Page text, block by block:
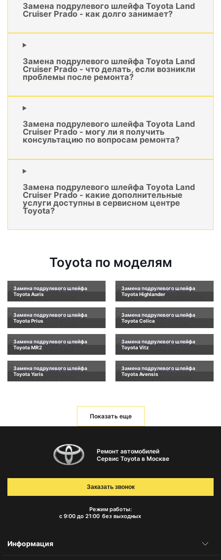
Замена подрулевого шлейфа Toyota Land
Cruiser Prado - как долго занимает?
Замена подрулевого шлейфа Toyota Land
Cruiser Prado - что делать, если возникли
проблемы после ремонта?
Замена подрулевого шлейфа Toyota Land
Cruiser Prado - могу ли я получить
консультацию по вопросам ремонта?
Замена подрулевого шлейфа Toyota Land
Cruiser Prado - какие дополнительные
услуги доступны в сервисном центре
Toyota?
Toyota по моделям
Замена подрулевого шлейфа
Toyota Auris
Замена подрулевого шлейфа
Toyota Highlander
Замена подрулевого шлейфа
Toyota Prius
Замена подрулевого шлейфа
Toyota Celica
Замена подрулевого шлейфа
Toyota MR2
Замена подрулевого шлейфа
Toyota Vitz
Замена подрулевого шлейфа
Toyota Yaris
Замена подрулевого шлейфа
Toyota Avensis
Показать еще
Ремонт автомобилей
Сервис Toyota в Москве
Режим работы:
с 9:00 до 21:00 без выходных
Заказать звонок
Информация